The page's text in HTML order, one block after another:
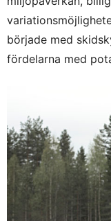
började med
fördelarna med